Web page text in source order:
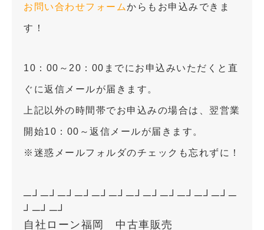
お問い合わせフォームからもお申込みできま
す！
10：00～20：00までにお申込みいただくと直
ぐに返信メールが届きます。
上記以外の時間帯でお申込みの場合は、翌営業
開始10：00～返信メールが届きます。
※迷惑メールフォルダのチェックも忘れずに！
─┘─┘─┘─┘─┘─┘─┘─┘─┘─┘─┘─┘─
┘─┘─┘
自社ローン福岡 中古車販売